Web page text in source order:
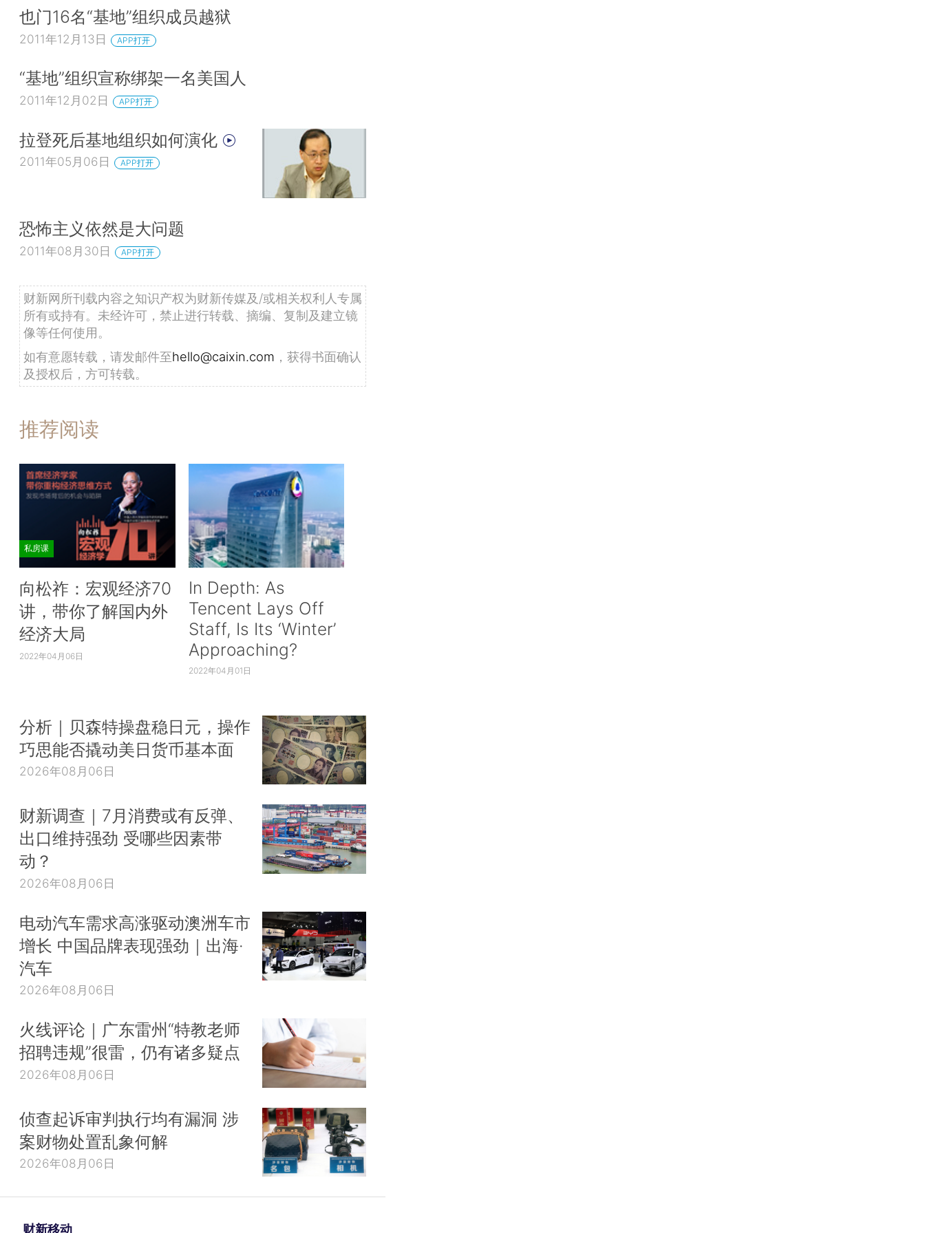
也门16名“基地”组织成员越狱
2011年12月13日 APP打开
“基地”组织宣称绑架一名美国人
2011年12月02日 APP打开
拉登死后基地组织如何演化
2011年05月06日 APP打开
恐怖主义依然是大问题
2011年08月30日 APP打开
财新网所刊载内容之知识产权为财新传媒及/或相关权利人专属
所有或持有。未经许可，禁止进行转载、摘编、复制及建立镜
像等任何使用。
如有意愿转载，请发邮件至hello@caixin.com ，获得书面确认
及授权后，方可转载。
推荐阅读
私房课
向松祚：宏观经济70
讲，带你了解国内外
经济大局
2022年04月06日
In Depth: As
Tencent Lays Off
Staff, Is Its ‘Winter’
Approaching?
2022年04月01日
分析｜贝森特操盘稳日元，操作
巧思能否撬动美日货币基本面
2026年08月06日
财新调查｜7月消费或有反弹、
出口维持强劲 受哪些因素带
动？
2026年08月06日
电动汽车需求高涨驱动澳洲车市
增长 中国品牌表现强劲｜出海·
汽车
2026年08月06日
火线评论｜广东雷州“特教老师
招聘违规”很雷，仍有诸多疑点
2026年08月06日
侦查起诉审判执行均有漏洞 涉
案财物处置乱象何解
2026年08月06日
财新移动